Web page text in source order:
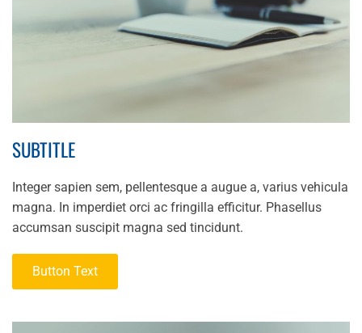
SUBTITLE
Integer sapien sem, pellentesque a augue a, varius vehicula
magna. In imperdiet orci ac fringilla efficitur. Phasellus
accumsan suscipit magna sed tincidunt.
Button Text